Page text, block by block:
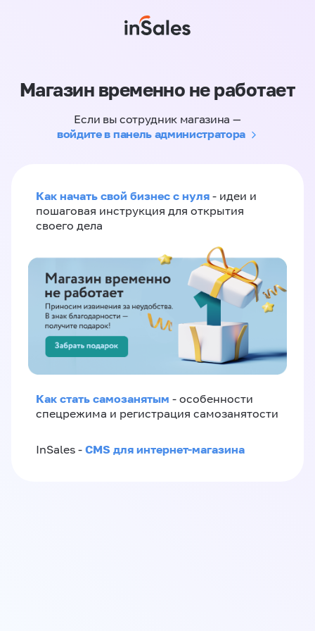
Магазин временно не работает
Если вы сотрудник магазина —
войдите в панель администратора
Как начать свой бизнес с нуля - идеи и
пошаговая инструкция для открытия
своего дела
Как стать самозанятым - особенности
спецрежима и регистрация самозанятости
InSales - CMS для интернет-магазина